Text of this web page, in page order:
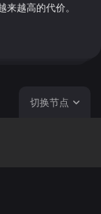
越高的代价。
切换节点